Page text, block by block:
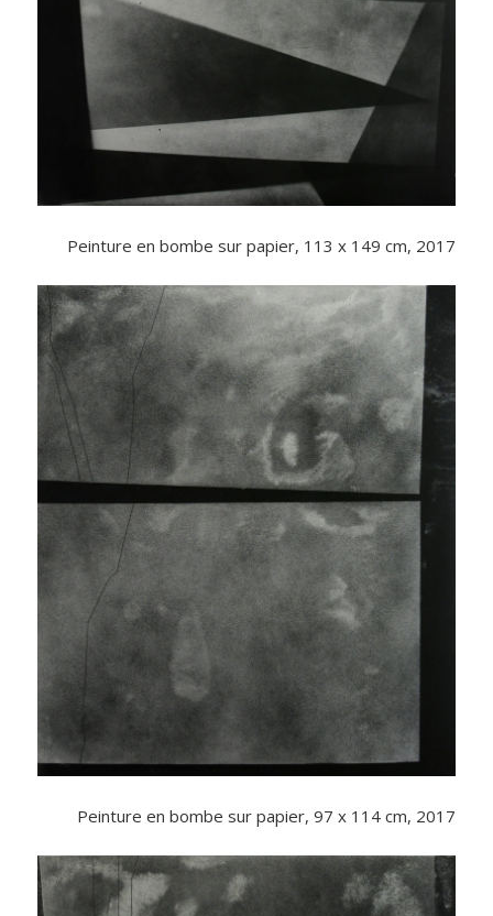
Peinture en bombe sur papier, 113 x 149 cm, 2017
Peinture en bombe sur papier, 97 x 114 cm, 2017